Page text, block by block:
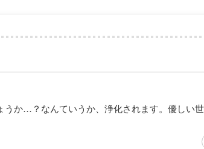
か…？なんていうか、浄化されます。優しい